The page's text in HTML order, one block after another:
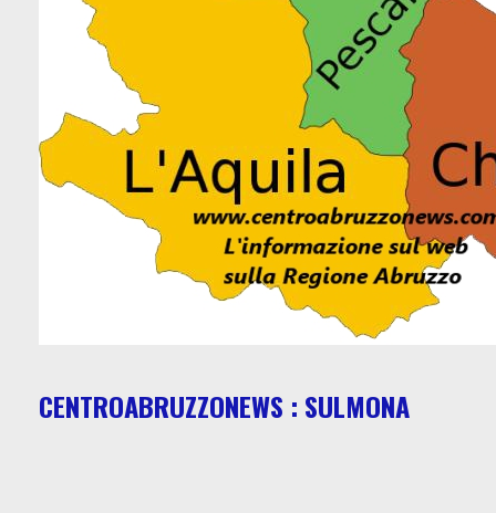
CENTROABRUZZONEWS : SULMONA